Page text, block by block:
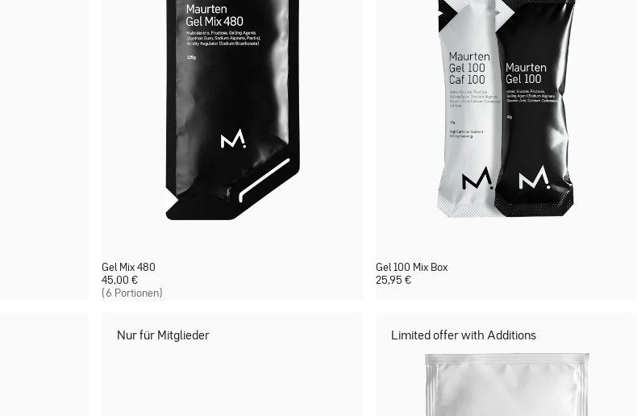
Gel Mix 480
(6 Portionen)
45,00 €
Gel 100 Mix Box
25,95 €
Nur für Mitglieder Limited offer with Additions